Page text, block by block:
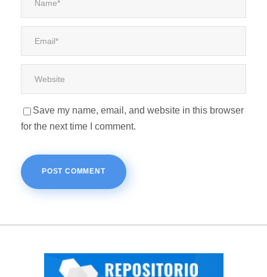
Save my name, email, and website in this browser
for the next time I comment.